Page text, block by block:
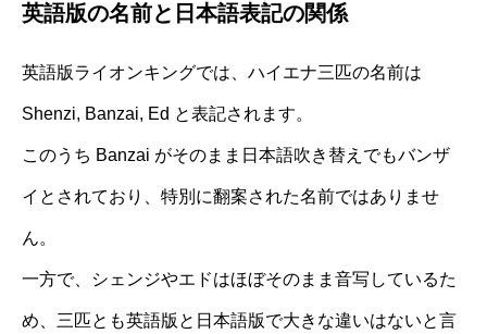
英語版の名前と日本語表記の関係
英語版ライオンキングでは、ハイエナ三匹の名前は
Shenzi, Banzai, Ed と表記されます。
このうち Banzai がそのまま日本語吹き替えでもバンザ
イとされており、特別に翻案された名前ではありませ
ん。
一方で、シェンジやエドはほぼそのまま音写しているた
め、三匹とも英語版と日本語版で大きな違いはないと言